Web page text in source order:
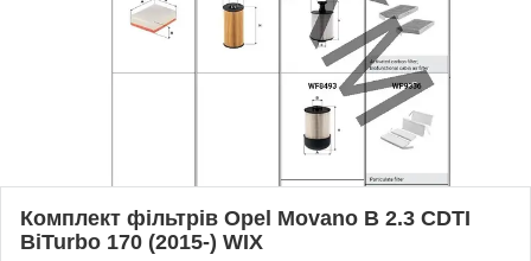
Комплект фільтрів Opel Movano B 2.3 CDTI
BiTurbo 170 (2015-) WIX